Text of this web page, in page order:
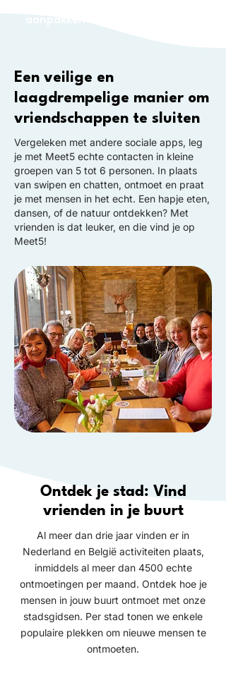
Een veilige en
laagdrempelige manier om
vriendschappen te sluiten
Vergeleken met andere sociale apps, leg
je met Meet5 echte contacten in kleine
groepen van 5 tot 6 personen. In plaats
van swipen en chatten, ontmoet en praat
je met mensen in het echt. Een hapje eten,
dansen, of de natuur ontdekken? Met
vrienden is dat leuker, en die vind je op
Meet5!
Ontdek je stad: Vind
vrienden in je buurt
Al meer dan drie jaar vinden er in
Nederland en België activiteiten plaats,
inmiddels al meer dan 4500 echte
ontmoetingen per maand. Ontdek hoe je
mensen in jouw buurt ontmoet met onze
stadsgidsen. Per stad tonen we enkele
populaire plekken om nieuwe mensen te
ontmoeten.